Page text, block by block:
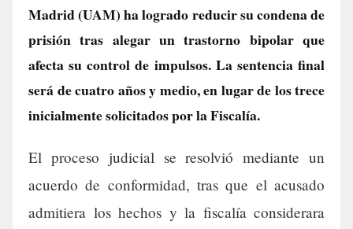
Madrid (UAM) ha logrado reducir su condena de
prisión tras alegar un trastorno bipolar que
afecta su control de impulsos. La sentencia final
será de cuatro años y medio, en lugar de los trece
inicialmente solicitados por la Fiscalía.
El proceso judicial se resolvió mediante un
acuerdo de conformidad, tras que el acusado
admitiera los hechos y la fiscalía considerara